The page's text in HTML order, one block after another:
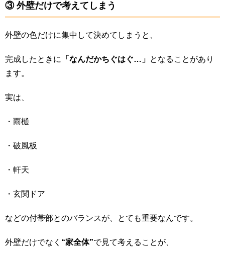
③ 外壁だけで考えてしまう
外壁の色だけに集中して決めてしまうと、
完成したときに 「なんだかちぐはぐ…」 となることがあり
ます。
実は、
・雨樋
・破風板
・軒天
・玄関ドア
などの付帯部とのバランスが、とても重要なんです。
外壁だけでなく “家全体”で見て考えることが、